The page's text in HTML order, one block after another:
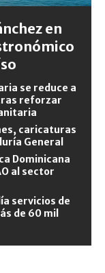
en
se reduce a
reforzar
caricaturas
General
Dominicana
al sector
servicios de
de 60 mil